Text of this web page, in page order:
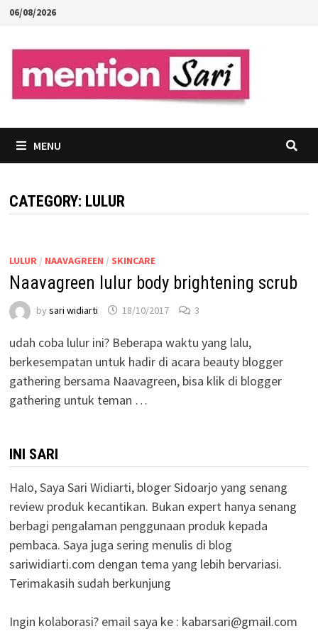
Skip
content
06/08/2026
MENU
CATEGORY: LULUR
LULUR/ NAAVAGREEN / SKINCARE
Naavagreen lulur body brightening scrub
by sari widiarti 18/10/2017 3
udah coba lulur ini? Beberapa waktu yang lalu,
berkesempatan untuk hadir di acara beauty blogger
gathering bersama Naavagreen, bisa klik di blogger
gathering untuk teman …
INI SARI
Halo, Saya Sari Widiarti, bloger Sidoarjo yang senang
review produk kecantikan. Bukan expert hanya senang
berbagi pengalaman penggunaan produk kepada
pembaca. Saya juga sering menulis di blog
sariwidiarti.com dengan tema yang lebih bervariasi.
Terimakasih sudah berkunjung
Ingin kolaborasi? email saya ke : kabarsari@gmail.com